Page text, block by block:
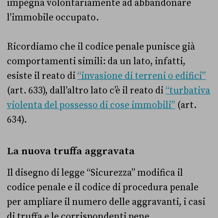
impegna volontariamente ad abbandonare
l’immobile occupato.
Ricordiamo che il codice penale punisce già
comportamenti simili: da un lato, infatti,
esiste il reato di “invasione di terreni o edifici”
(art. 633), dall’altro lato c’è il reato di “turbativa
violenta del possesso di cose immobili” (art.
634).
La nuova truffa aggravata
Il disegno di legge “Sicurezza” modifica il
codice penale e il codice di procedura penale
per ampliare il numero delle aggravanti, i casi